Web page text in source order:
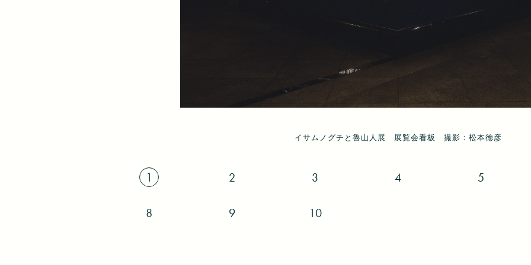
イサムノグチと魯山人展 展覧会看板 撮影：松本徳彦
イサムノグチと魯山人展 展示風景 撮影：松本徳彦
イサムノグチと魯山人展 展示風景 撮影：松本徳彦
イサムノグチと魯山人展 展示風景 撮影：松本徳彦
イサムノグチと魯山人展 展示風景 撮影：松本徳彦
イサムノグチと魯山人展 展示風景 撮影：松本徳彦
イサムノグチと魯山人展 展示風景 撮影：松本徳彦
イサムノグチと魯山人展 展示風景 撮影：松本徳彦
イサムノグチと魯山人展 展示風景 撮影：松本徳彦
イサムノグチと魯山人展 展示風景 撮影：松本徳彦
1 2 3 4 5
8 9 10